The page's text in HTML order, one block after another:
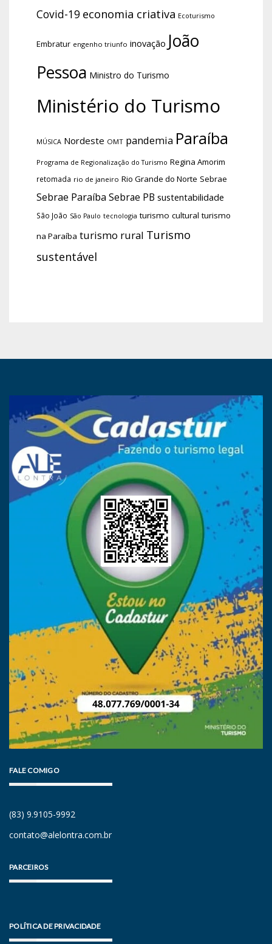
Covid-19 economia criativa Ecoturismo
Embratur engenho triunfo inovação João
Pessoa Ministro do Turismo
Ministério do Turismo
MÚSICA Nordeste OMT pandemia Paraíba
Programa de Regionalização do Turismo Regina Amorim
retomada rio de janeiro Rio Grande do Norte Sebrae
Sebrae Paraíba Sebrae PB sustentabilidade
São João São Paulo tecnologia turismo cultural turismo
na Paraíba turismo rural Turismo
sustentável
FALE COMIGO
(83) 9.9105-9992
contato@alelontra.com.br
PARCEIROS
POLÍTICA DE PRIVACIDADE